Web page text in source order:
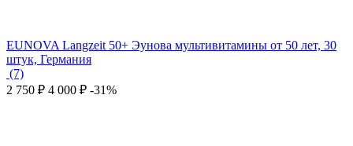
EUNOVA Langzeit 50+ Эунова мультивитамины от 50 лет, 30
штук, Германия
(7)
2 750 ₽ 4 000 ₽ -31%